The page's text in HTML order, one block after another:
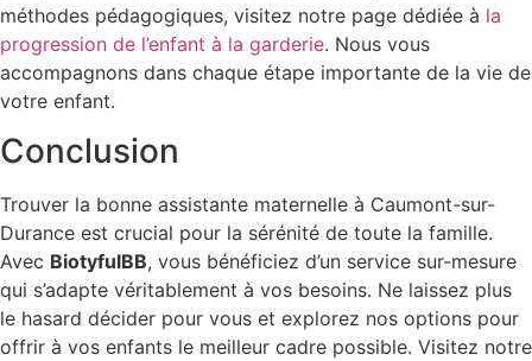
méthodes pédagogiques, visitez notre page dédiée à la
progression de l’enfant à la garderie. Nous vous
accompagnons dans chaque étape importante de la vie de
votre enfant.
Conclusion
Trouver la bonne assistante maternelle à Caumont-sur-
Durance est crucial pour la sérénité de toute la famille.
Avec BiotyfulBB, vous bénéficiez d’un service sur-mesure
qui s’adapte véritablement à vos besoins. Ne laissez plus
le hasard décider pour vous et explorez nos options pour
offrir à vos enfants le meilleur cadre possible. Visitez notre